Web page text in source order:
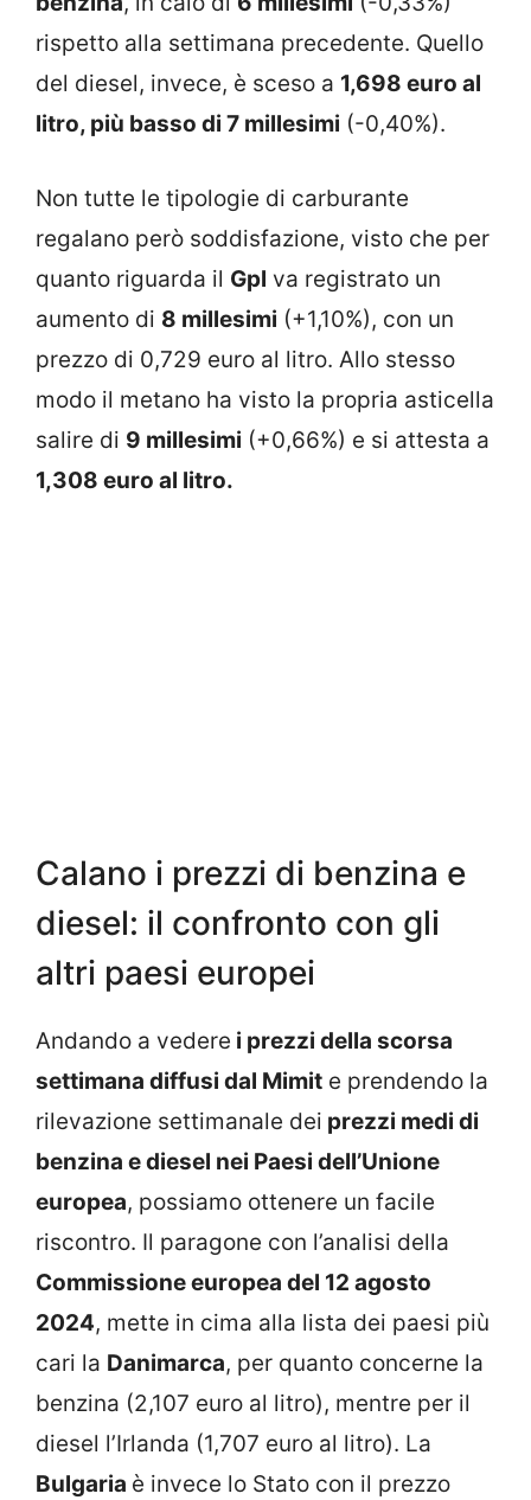
rispetto alla settimana precedente. Quello
del diesel, invece, è sceso a 1,698 euro al
litro, più basso di 7 millesimi (-0,40%).
Non tutte le tipologie di carburante
regalano però soddisfazione, visto che per
quanto riguarda il Gpl va registrato un
aumento di 8 millesimi (+1,10%), con un
prezzo di 0,729 euro al litro. Allo stesso
modo il metano ha visto la propria asticella
salire di 9 millesimi (+0,66%) e si attesta a
1,308 euro al litro.
Calano i prezzi di benzina e
diesel: il confronto con gli
altri paesi europei
Andando a vedere i prezzi della scorsa
settimana diffusi dal Mimit e prendendo la
rilevazione settimanale dei prezzi medi di
benzina e diesel nei Paesi dell’Unione
europea, possiamo ottenere un facile
riscontro. Il paragone con l’analisi della
Commissione europea del 12 agosto
2024, mette in cima alla lista dei paesi più
cari la Danimarca, per quanto concerne la
benzina (2,107 euro al litro), mentre per il
diesel l’Irlanda (1,707 euro al litro). La
Bulgaria è invece lo Stato con il prezzo